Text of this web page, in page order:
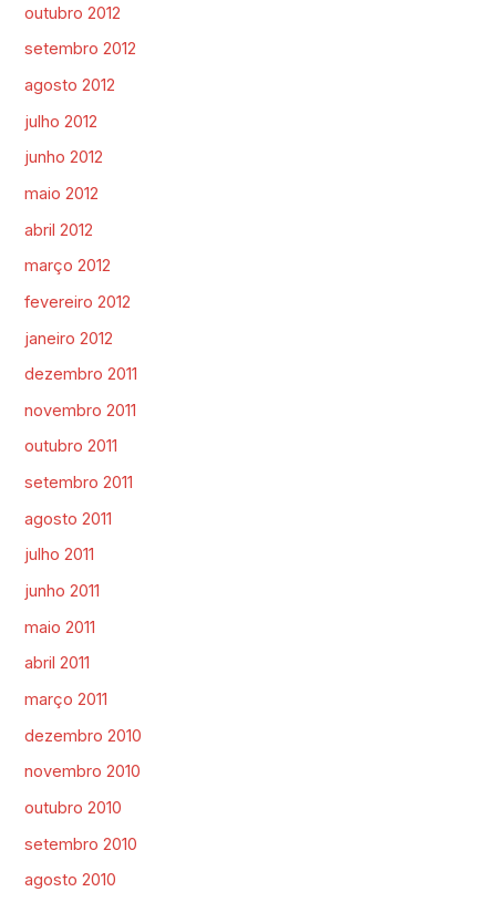
outubro 2012
setembro 2012
agosto 2012
julho 2012
junho 2012
maio 2012
abril 2012
março 2012
fevereiro 2012
janeiro 2012
dezembro 2011
novembro 2011
outubro 2011
setembro 2011
agosto 2011
julho 2011
junho 2011
maio 2011
abril 2011
março 2011
dezembro 2010
novembro 2010
outubro 2010
setembro 2010
agosto 2010